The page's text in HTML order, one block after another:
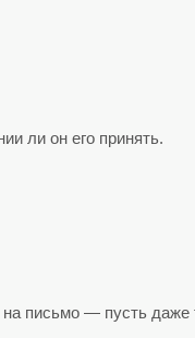
ли он его принять.
письмо — пусть даже